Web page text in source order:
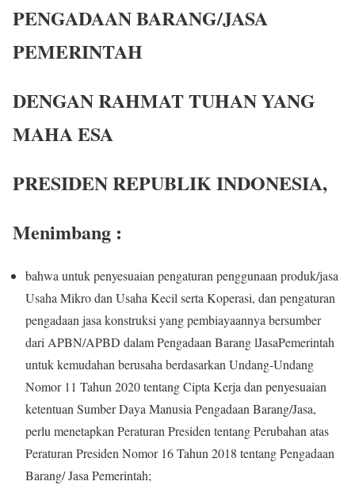
PENGADAAN BARANG/JASA
PEMERINTAH
DENGAN RAHMAT TUHAN YANG
MAHA ESA
PRESIDEN REPUBLIK INDONESIA,
Menimbang :
bahwa untuk penyesuaian pengaturan penggunaan produk/jasa
Usaha Mikro dan Usaha Kecil serta Koperasi, dan pengaturan
pengadaan jasa konstruksi yang pembiayaannya bersumber
dari APBN/APBD dalam Pengadaan Barang lJasaPemerintah
untuk kemudahan berusaha berdasarkan Undang-Undang
Nomor 11 Tahun 2020 tentang Cipta Kerja dan penyesuaian
ketentuan Sumber Daya Manusia Pengadaan Barang/Jasa,
perlu menetapkan Peraturan Presiden tentang Perubahan atas
Peraturan Presiden Nomor 16 Tahun 2018 tentang Pengadaan
Barang/ Jasa Pemerintah;